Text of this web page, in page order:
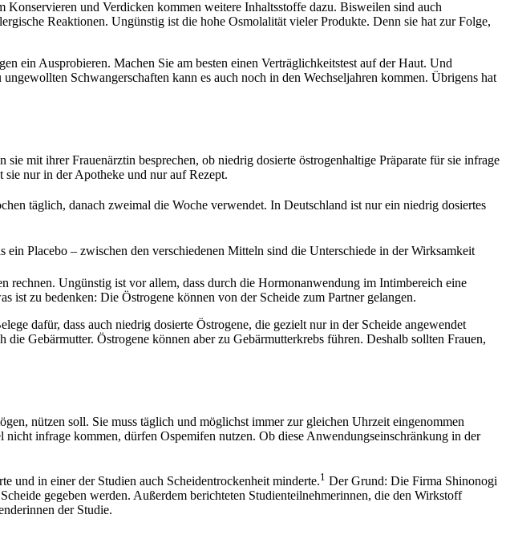
und Verdicken kommen weitere Inhaltsstoffe dazu. Bisweilen sind auch
Reaktionen. Ungünstig ist die hohe Osmolalität vieler Produkte. Denn sie hat zur Folge,
ein Ausprobieren. Machen Sie am besten einen Verträglichkeitstest auf der Haut. Und
Schwangerschaften kann es auch noch in den Wechseljahren kommen. Übrigens hat
mit ihrer Frauenärztin besprechen, ob niedrig dosierte östrogenhaltige Präparate für sie infrage
nur in der Apotheke und nur auf Rezept.
täglich, danach zweimal die Woche verwendet. In Deutschland ist nur ein niedrig dosiertes
ein Placebo – zwischen den verschiedenen Mitteln sind die Unterschiede in der Wirksamkeit
rechnen. Ungünstig ist vor allem, dass durch die Hormonanwendung im Intimbereich eine
ist zu bedenken: Die Östrogene können von der Scheide zum Partner gelangen.
dafür, dass auch niedrig dosierte Östrogene, die gezielt nur in der Scheide angewendet
Gebärmutter. Östrogene können aber zu Gebärmutterkrebs führen. Deshalb sollten Frauen,
nützen soll. Sie muss täglich und möglichst immer zur gleichen Uhrzeit eingenommen
infrage kommen, dürfen Ospemifen nutzen. Ob diese Anwendungseinschränkung in der
und in einer der Studien auch Scheidentrockenheit minderte.1 Der Grund: Die Firma Shinonogi
gegeben werden. Außerdem berichteten Studienteilnehmerinnen, die den Wirkstoff
der Studie.